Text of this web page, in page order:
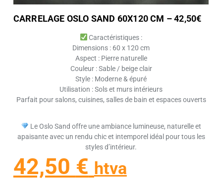
CARRELAGE OSLO SAND 60X120 CM – 42,50€
Caractéristiques :
Dimensions : 60 x 120 cm
Aspect : Pierre naturelle
Couleur : Sable / beige clair
Style : Moderne & épuré
Utilisation : Sols et murs intérieurs
Parfait pour salons, cuisines, salles de bain et espaces ouverts
Le Oslo Sand offre une ambiance lumineuse, naturelle et
apaisante avec un rendu chic et intemporel idéal pour tous les
styles d’intérieur.
42,50 € htva